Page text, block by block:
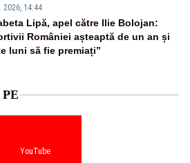
2026, 14:44
Lipă, apel către Ilie Bolojan:
României așteaptă de un an și
luni să fie premiați”
YouTube